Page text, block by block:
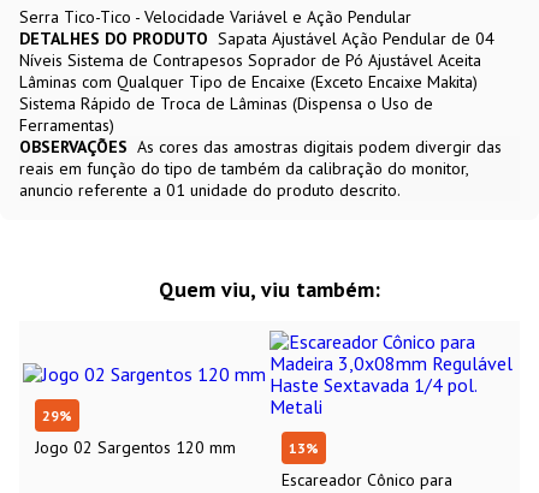
Serra Tico-Tico - Velocidade Variável e Ação Pendular
DETALHES DO PRODUTO Sapata Ajustável Ação Pendular de 04
Níveis Sistema de Contrapesos Soprador de Pó Ajustável Aceita
Lâminas com Qualquer Tipo de Encaixe (Exceto Encaixe Makita)
Sistema Rápido de Troca de Lâminas (Dispensa o Uso de
Ferramentas)
OBSERVAÇÕES As cores das amostras digitais podem divergir das
reais em função do tipo de também da calibração do monitor,
anuncio referente a 01 unidade do produto descrito.
Quem viu, viu também:
29%
Jogo 02 Sargentos 120 mm 13%
Escareador Cônico para